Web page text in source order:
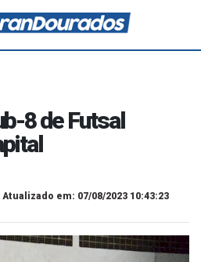
8 de Futsal
em: 07/08/2023 10:43:23